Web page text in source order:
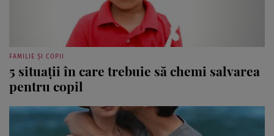
FAMILIE ȘI COPII
5 situaţii în care trebuie să chemi salvarea
pentru copil